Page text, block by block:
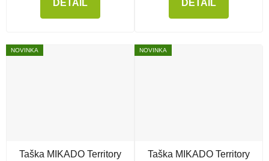
DETAIL DETAIL
NOVINKA
Taška MIKADO Territory
NOVINKA
Taška MIKADO Territory